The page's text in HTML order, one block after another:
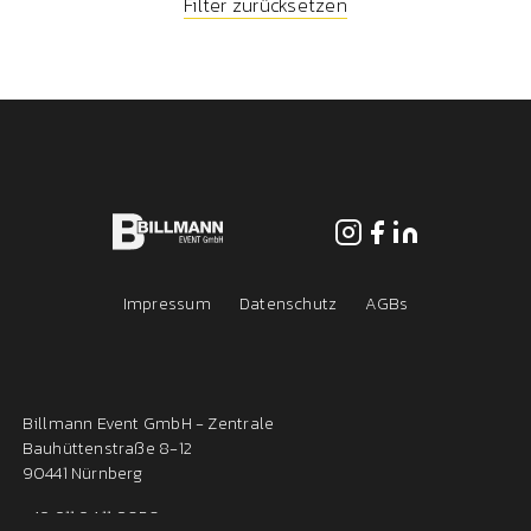
Impressum Datenschutz AGBs
Billmann Event GmbH - Zentrale
Bauhüttenstraße 8-12
90441 Nürnberg
+49 911 94 11 8050